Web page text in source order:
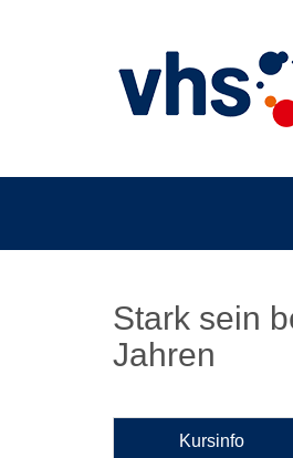
Stark sein
Jahren
Kursinfo